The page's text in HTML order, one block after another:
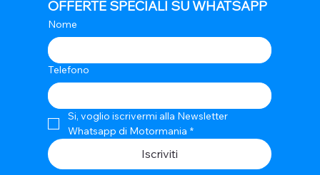
OFFERTE SPECIALI SU WHATSAPP
Nome
Telefono
Si, voglio iscrivermi alla Newsletter
Whatsapp di Motormania *
Iscriviti